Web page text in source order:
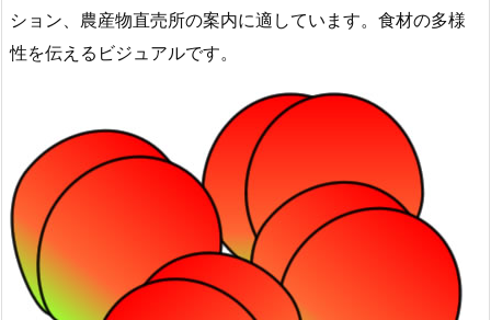
ション、農産物直売所の案内に適しています。食材の多様
性を伝えるビジュアルです。